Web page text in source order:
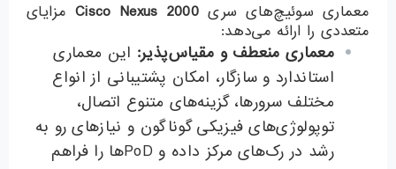
معماری سوئیچ‌های سری Cisco Nexus 2000مزایای
متعددی را ارائه می‌دهد:
معماری منعطف و مقیاس‌پذیر: این معماری
استاندارد و سازگار، امکان پشتیبانی از انواع
مختلف سرورها، گزینه‌های متنوع اتصال،
توپولوژی‌های فیزیکی گوناگون و نیازهای رو به
رشد در رک‌های مرکز داده و PoDها را فراهم